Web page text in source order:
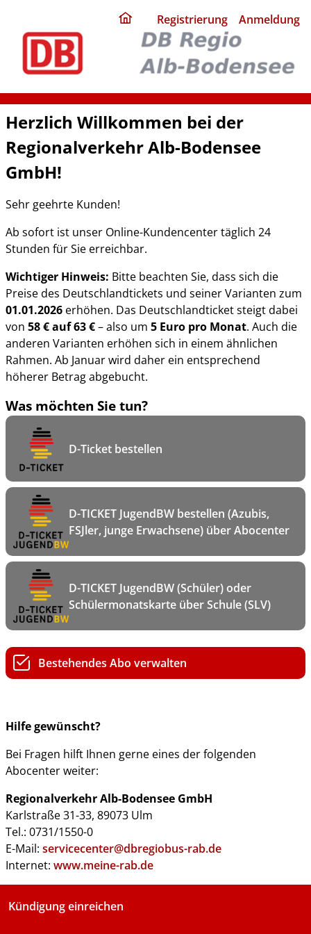
home
page
Registrierung Anmeldung
Herzlich Willkommen bei der
Regionalverkehr Alb-Bodensee
GmbH!
Sehr geehrte Kunden!
Ab sofort ist unser Online-Kundencenter täglich 24
Stunden für Sie erreichbar.
Wichtiger Hinweis: Bitte beachten Sie, dass sich die
Preise des Deutschlandtickets und seiner Varianten zum
01.01.2026 erhöhen. Das Deutschlandticket steigt dabei
von 58 € auf 63 €– also um 5 Euro pro Monat. Auch die
anderen Varianten erhöhen sich in einem ähnlichen
Rahmen. Ab Januar wird daher ein entsprechend
höherer Betrag abgebucht.
Was möchten Sie tun?
D-Ticket bestellen
D-TICKET JugendBW bestellen (Azubis,
FSJler, junge Erwachsene) über Abocenter
D-TICKET JugendBW (Schüler) oder
Schülermonatskarte über Schule (SLV)
Bestehendes Abo verwalten
Hilfe gewünscht?
Bei Fragen hilft Ihnen gerne eines der folgenden
Abocenter weiter:
Regionalverkehr Alb-Bodensee GmbH
Karlstraße 31-33, 89073 Ulm
Tel.: 0731/1550-0
E-Mail: servicecenter@dbregiobus-rab.de
Internet: www.meine-rab.de
Kündigung einreichen